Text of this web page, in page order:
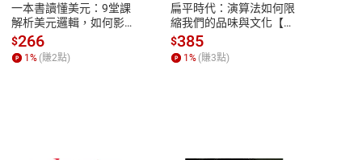
一本書讀懂美元：9堂課
解析美元邏輯，如何影響
全球經濟和每個人的投資
【電子書】
$266
1% (賺2點)
扁平時代：演算法如何限
縮我們的品味與文化【電
子書】
$385
1% (賺3點)